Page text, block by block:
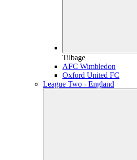
Tilbage
AFC Wimbledon
Oxford United FC
League Two - England